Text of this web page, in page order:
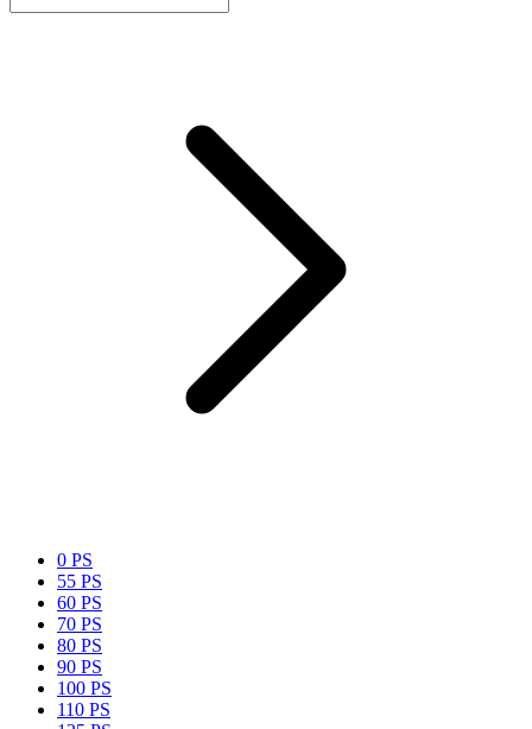
0 PS
55 PS
60 PS
70 PS
80 PS
90 PS
100 PS
110 PS